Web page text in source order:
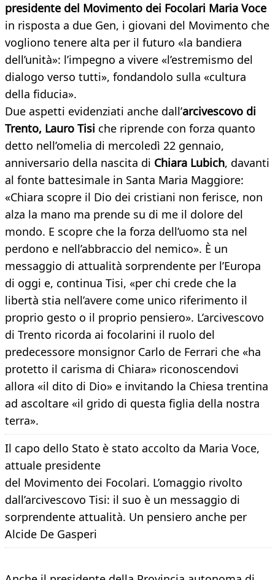
presidente del Movimento dei Focolari Maria Voce
in risposta a due Gen, i giovani del Movimento che
vogliono tenere alta per il futuro «la bandiera
dell’unità»: l’impegno a vivere «l’estremismo del
dialogo verso tutti», fondandolo sulla «cultura
della fiducia».
Due aspetti evidenziati anche dall’arcivescovo di
Trento, Lauro Tisi che riprende con forza quanto
detto nell’omelia di mercoledì 22 gennaio,
anniversario della nascita di Chiara Lubich, davanti
al fonte battesimale in Santa Maria Maggiore:
«Chiara scopre il Dio dei cristiani non ferisce, non
alza la mano ma prende su di me il dolore del
mondo. E scopre che la forza dell’uomo sta nel
perdono e nell’abbraccio del nemico». È un
messaggio di attualità sorprendente per l’Europa
di oggi e, continua Tisi, «per chi crede che la
libertà stia nell’avere come unico riferimento il
proprio gesto o il proprio pensiero». L’arcivescovo
di Trento ricorda ai focolarini il ruolo del
predecessore monsignor Carlo de Ferrari che «ha
protetto il carisma di Chiara» riconoscendovi
allora «il dito di Dio» e invitando la Chiesa trentina
ad ascoltare «il grido di questa figlia della nostra
terra».
Il capo dello Stato è stato accolto da Maria Voce,
attuale presidente
del Movimento dei Focolari. L’omaggio rivolto
dall’arcivescovo Tisi: il suo è un messaggio di
sorprendente attualità. Un pensiero anche per
Alcide De Gasperi